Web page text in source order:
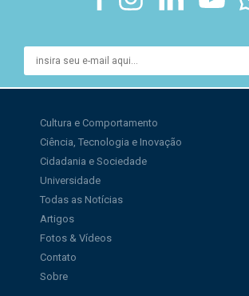
Cultura e Comportamento
Ciência, Tecnologia e Inovação
Cidadania e Sociedade
Universidade
Todas as Notícias
Artigos
Fotos & Vídeos
Contato
Sobre